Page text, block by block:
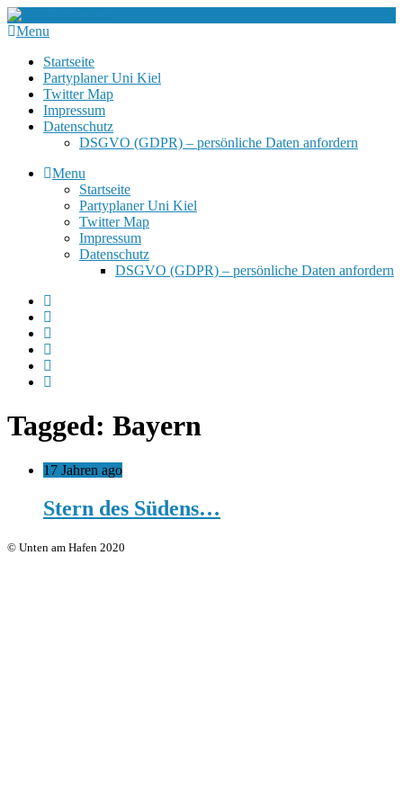
Menu
Startseite
Partyplaner Uni Kiel
Twitter Map
Impressum
Datenschutz
DSGVO (GDPR) – persönliche Daten anfordern
Menu
Startseite
Partyplaner Uni Kiel
Twitter Map
Impressum
Datenschutz
DSGVO (GDPR) – persönliche Daten anfordern
Tagged: Bayern
17 Jahren ago
Stern des Südens…
© Unten am Hafen 2020